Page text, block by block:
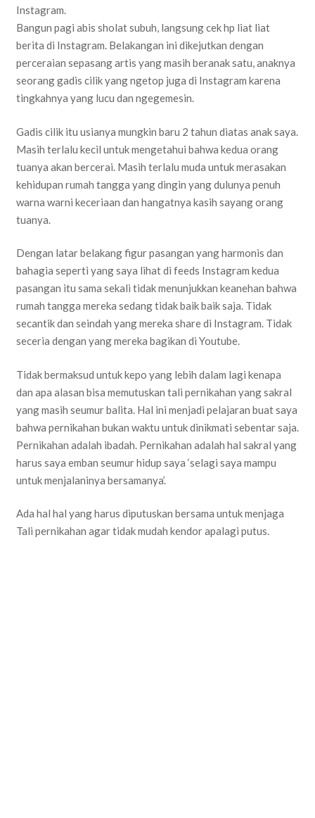
Instagram.
Bangun pagi abis sholat subuh, langsung cek hp liat liat
berita di Instagram. Belakangan ini dikejutkan dengan
perceraian sepasang artis yang masih beranak satu, anaknya
seorang gadis cilik yang ngetop juga di Instagram karena
tingkahnya yang lucu dan ngegemesin.
Gadis cilik itu usianya mungkin baru 2 tahun diatas anak saya.
Masih terlalu kecil untuk mengetahui bahwa kedua orang
tuanya akan bercerai. Masih terlalu muda untuk merasakan
kehidupan rumah tangga yang dingin yang dulunya penuh
warna warni keceriaan dan hangatnya kasih sayang orang
tuanya.
Dengan latar belakang figur pasangan yang harmonis dan
bahagia seperti yang saya lihat di feeds Instagram kedua
pasangan itu sama sekali tidak menunjukkan keanehan bahwa
rumah tangga mereka sedang tidak baik baik saja. Tidak
secantik dan seindah yang mereka share di Instagram. Tidak
seceria dengan yang mereka bagikan di Youtube.
Tidak bermaksud untuk kepo yang lebih dalam lagi kenapa
dan apa alasan bisa memutuskan tali pernikahan yang sakral
yang masih seumur balita. Hal ini menjadi pelajaran buat saya
bahwa pernikahan bukan waktu untuk dinikmati sebentar saja.
Pernikahan adalah ibadah. Pernikahan adalah hal sakral yang
harus saya emban seumur hidup saya ‘selagi saya mampu
untuk menjalaninya bersamanya’.
Ada hal hal yang harus diputuskan bersama untuk menjaga
Tali pernikahan agar tidak mudah kendor apalagi putus.